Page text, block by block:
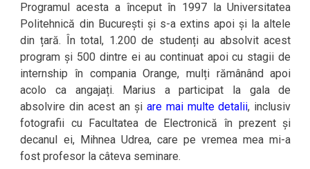
Programul acesta a început în 1997 la Universitatea
Politehnică din București și s-a extins apoi și la altele
din țară. În total, 1.200 de studenți au absolvit acest
program și 500 dintre ei au continuat apoi cu stagii de
internship în compania Orange, mulți rămânând apoi
acolo ca angajați. Marius a participat la gala de
absolvire din acest an și are mai multe detalii, inclusiv
fotografii cu Facultatea de Electronică în prezent și
decanul ei, Mihnea Udrea, care pe vremea mea mi-a
fost profesor la câteva seminare.